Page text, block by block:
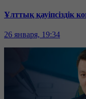
Ұлттық қауіпсіздік
26 января, 19:34